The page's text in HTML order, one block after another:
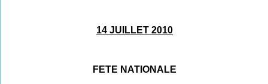
14 JUILLET 2010
FETE NATIONALE